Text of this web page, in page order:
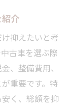
介
抑えたいと考
古車を選ぶ際
、整備費用、
重要です。特
く、総額を抑